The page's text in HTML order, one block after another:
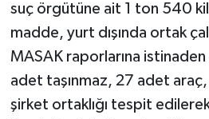
suç örgütüne ait 1 ton 540
madde, yurt dışında ortak
MASAK raporlarına
adet taşınmaz, 27 adet
şirket ortaklığı tespit